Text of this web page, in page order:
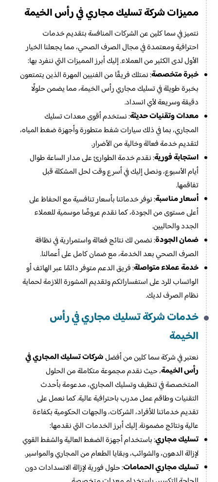
مميزات شركة تسليك مجاري في رأس الخيمة
نتميز في سما كلين عن الشركات المنافسة بتقديم خدمات
احترافية ومعتمدة في مجال الصرف الصحي، مما يجعلنا الخيار
الأول لدى الكثير من العملاء. إليك أبرز المميزات التي ننفرد بها:
خبرة متخصصة: نمتلك فريقًا من الفنيين المهرة الذين يتمتعون
بخبرة طويلة في تسليك مجاري رأس الخيمة، مما يضمن حلولًا
دقيقة وسريعة لأي انسداد.
معدات وتقنيات حديثة: نستخدم أقوى معدات تسليك
المجاري، بما في ذلك سيارات شفط متطورة وأجهزة ضغط المياه،
لتقديم خدمة فعالة وخالية من الأضرار.
استجابة فورية: نقدم خدمة الطوارئ على مدار الساعة طوال
أيام الأسبوع، ونصل إليك في أسرع وقت لحل المشكلة قبل
تفاقمها.
أسعار مناسبة: نوفر خدماتنا بأسعار تنافسية مع الحفاظ على
أعلى مستوى من الجودة، كما نقدم عروضًا موسمية للعملاء
الجدد والحاليين.
ضمان الجودة: نضمن لك نتائج فعالة واستمرارية في نظافة
الصرف الصحي بعد الخدمة، مع ضمان كامل على أعمالنا.
خدمة عملاء متواصلة: فريق الدعم متوفر دائمًا عبر الهاتف أو
الواتساب للرد على استفساراتكم وتقديم المشورة اللازمة لحماية
نظام الصرف لديك.
خدمات شركة تسليك مجاري في رأس
الخيمة
نعتبر في شركة سما كلين من أفضلشركات تسليك المجاري في
رأس الخيمة، حيث نقدم مجموعة متكاملة من الحلول
المتخصصة في تنظيف وتسليك المجاري، مدعومة بأحدث
التقنيات وطاقم عمل مدرب باحترافية عالية. كما نعمل على
تقديم خدماتنا للأفراد، الشركات، والجهات الحكومية بكفاءة
عالية ونتائج مضمونة. إليك أبرز الخدمات التي نقدمها:
تسليك مجاري: باستخدام أجهزة الضغط العالية والشفط القوي
لإزالة الدهون، والشوائب، وبقايا الطعام من المجاري والمواسير.
تسليك مجاري الحمامات: حلول فورية لإزالة الانسدادات دون